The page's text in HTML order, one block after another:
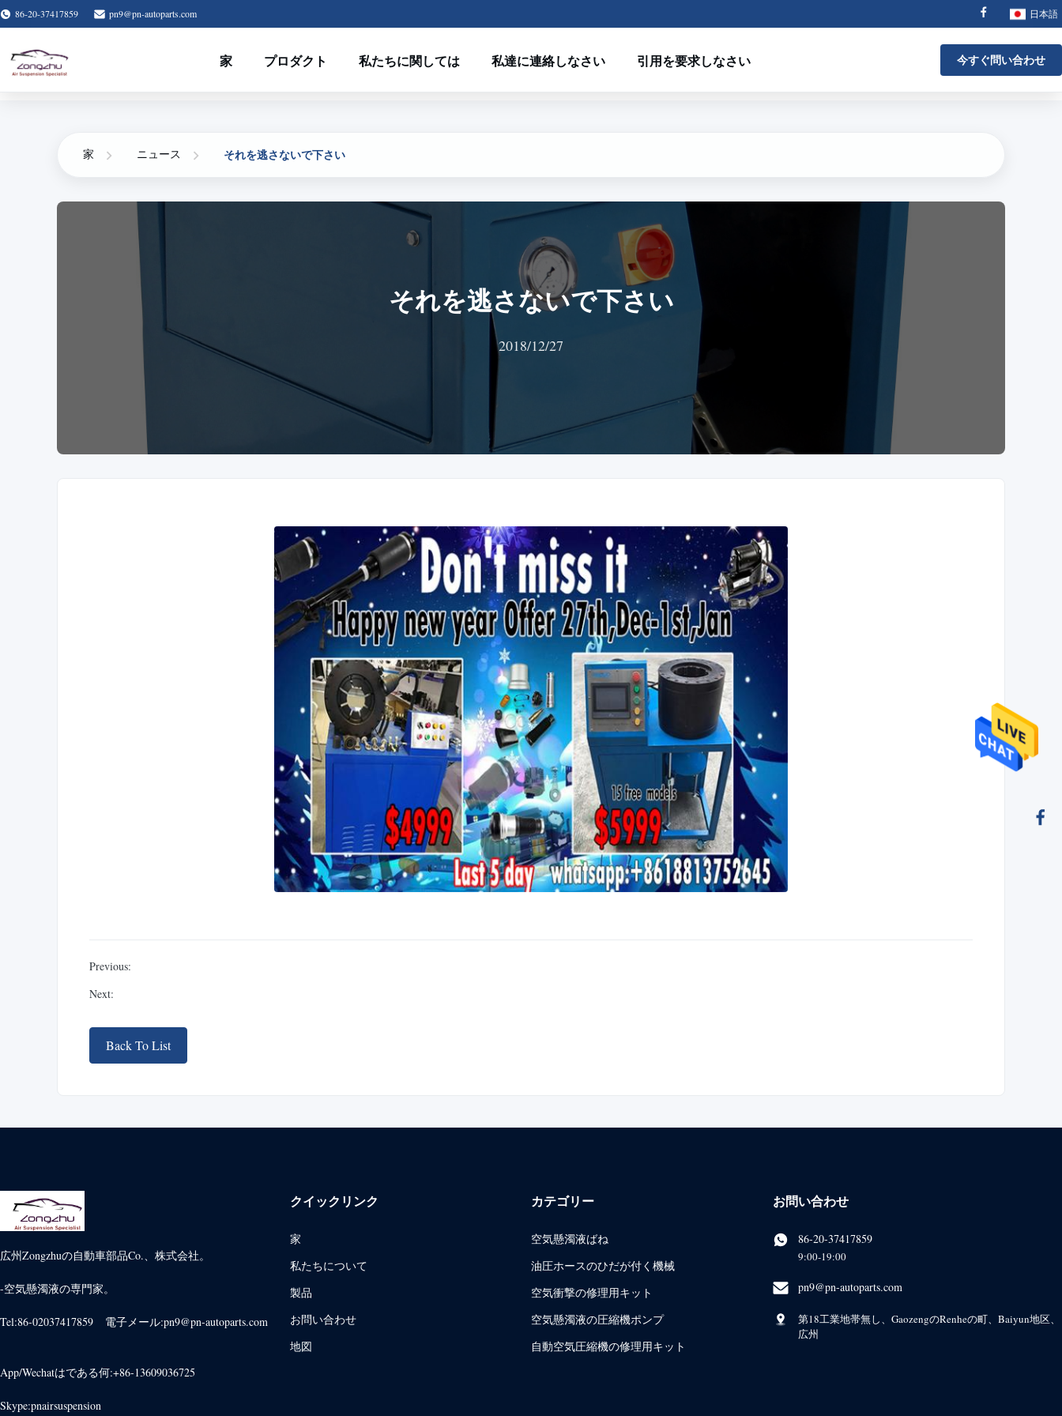
86-20-37417859 pn9@pn-autoparts.com 日本語
家 プロダクト 私たちに関しては 私達に連絡しなさい 引用を要求しなさい 今すぐ問い合わせ
家 ニュース それを逃さないで下さい
それを逃さないで下さい
2018/12/27
Previous:
Next:
Back To List
広州Zongzhuの自動車部品Co.、株式会社。
-空気懸濁液の専門家。
Tel:86-02037417859 電子メール:pn9@pn-autoparts.com
App/Wechatはである何:+86-13609036725
Skype:pnairsuspension
クイックリンク
家
私たちについて
製品
お問い合わせ
地図
カテゴリー
空気懸濁液ばね
油圧ホースのひだが付く機械
空気衝撃の修理用キット
空気懸濁液の圧縮機ポンプ
自動空気圧縮機の修理用キット
お問い合わせ
86-20-37417859
9:00-19:00
pn9@pn-autoparts.com
第18工業地帯無し、GaozengのRenheの町、Baiyun地区、
広州